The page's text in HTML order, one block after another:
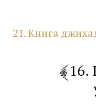
21. Книга
16.